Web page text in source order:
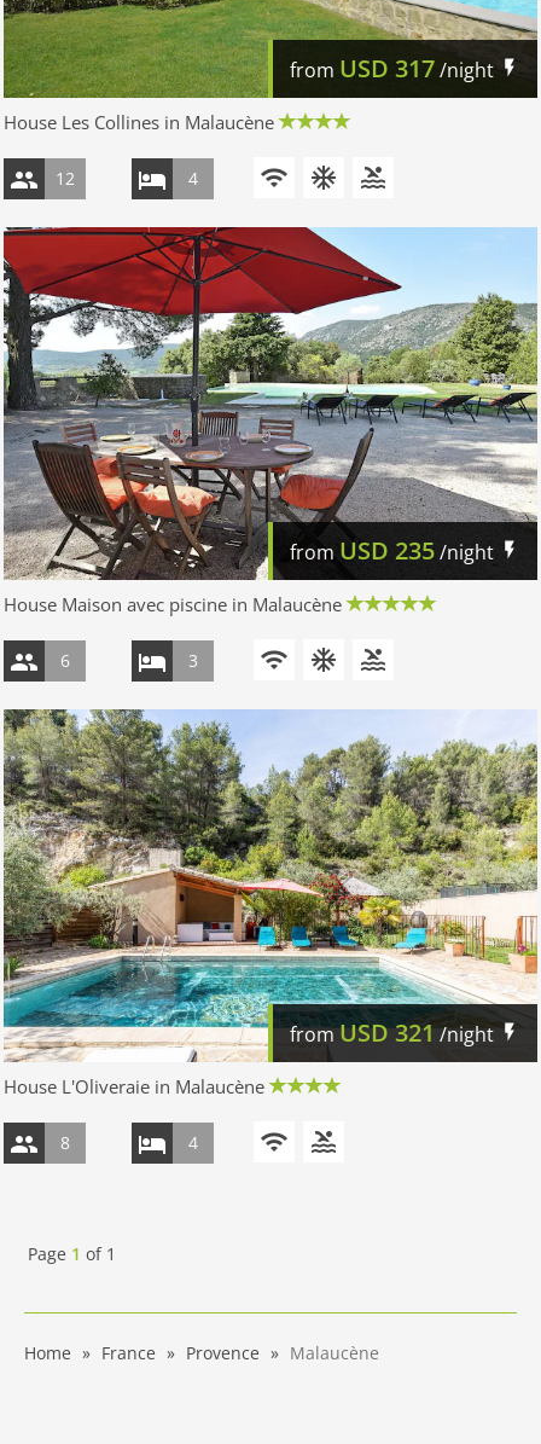
from USD 317/night
House Les Collines in Malaucène
12 4
from USD 235/night
House Maison avec piscine in Malaucène
6 3
fromUSD321/night
House L'Oliveraie in Malaucène
8 4
Page 1 of 1
Home France Provence Malaucène